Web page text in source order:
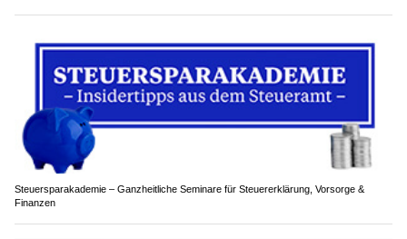
Steuersparakademie – Ganzheitliche Seminare für Steuererklärung, Vorsorge &
Finanzen